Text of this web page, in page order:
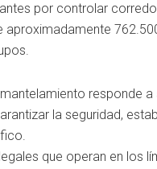
por controlar
aproximadamente
responde
la seguridad,
que operan en los